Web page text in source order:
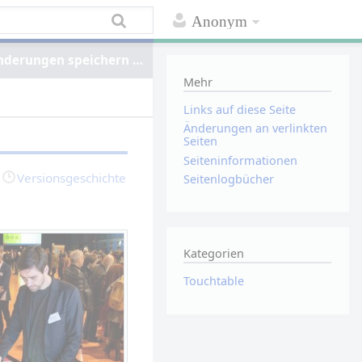
Anonym
speichern …
Versionsgeschichte
Mehr
Links auf diese Seite
Änderungen an verlinkten
Seiten
Seiten­informationen
Seitenlogbücher
Kategorien
Touchtable